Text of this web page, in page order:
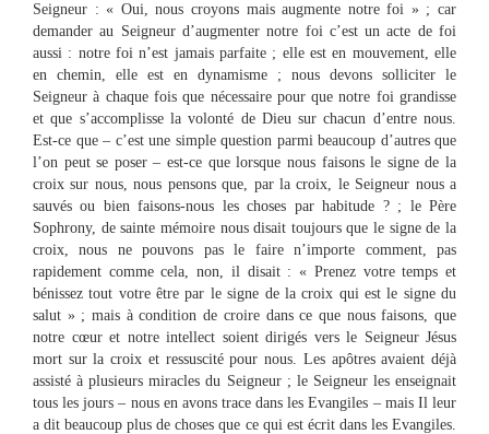
Seigneur : « Oui, nous croyons mais augmente notre foi » ; car
demander au Seigneur d’augmenter notre foi c’est un acte de foi
aussi : notre foi n’est jamais parfaite ; elle est en mouvement, elle
en chemin, elle est en dynamisme ; nous devons solliciter le
Seigneur à chaque fois que nécessaire pour que notre foi grandisse
et que s’accomplisse la volonté de Dieu sur chacun d’entre nous.
Est-ce que – c’est une simple question parmi beaucoup d’autres que
l’on peut se poser – est-ce que lorsque nous faisons le signe de la
croix sur nous, nous pensons que, par la croix, le Seigneur nous a
sauvés ou bien faisons-nous les choses par habitude ? ; le Père
Sophrony, de sainte mémoire nous disait toujours que le signe de la
croix, nous ne pouvons pas le faire n’importe comment, pas
rapidement comme cela, non, il disait : « Prenez votre temps et
bénissez tout votre être par le signe de la croix qui est le signe du
salut » ; mais à condition de croire dans ce que nous faisons, que
notre cœur et notre intellect soient dirigés vers le Seigneur Jésus
mort sur la croix et ressuscité pour nous. Les apôtres avaient déjà
assisté à plusieurs miracles du Seigneur ; le Seigneur les enseignait
tous les jours – nous en avons trace dans les Evangiles – mais Il leur
a dit beaucoup plus de choses que ce qui est écrit dans les Evangiles.